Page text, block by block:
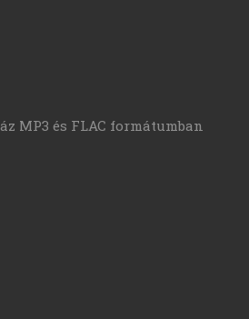
MP3 és FLAC formátumban